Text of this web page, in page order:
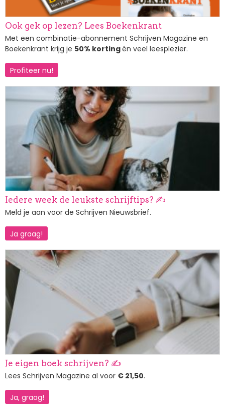
Ook gek op lezen? Lees Boekenkrant
Met een combinatie-abonnement Schrijven Magazine en
Boekenkrant krijg je 50% kortingén veel leesplezier.
Profiteer nu!
Iedere week de leukste schrijftips? ✍️
Meld je aan voor de Schrijven Nieuwsbrief.
Ja graag!
Afbeelding
Je eigen boek schrijven? ✍️
Lees Schrijven Magazine al voor € 21,50.
Ja, graag!